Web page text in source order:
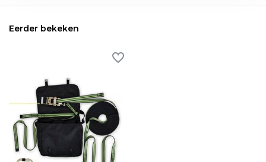
Eerder bekeken